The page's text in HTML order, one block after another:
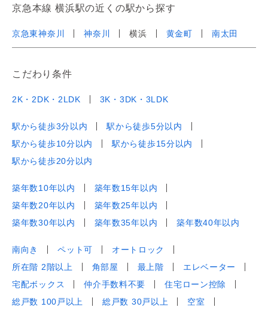
京急本線 横浜駅の近くの駅から探す
京急東神奈川 神奈川 横浜 黄金町 南太田
こだわり条件
2K・2DK・2LDK 3K・3DK・3LDK
駅から徒歩3分以内
駅から徒歩5分以内
駅から徒歩10分以内
駅から徒歩15分以内
駅から徒歩20分以内
築年数10年以内
築年数15年以内
築年数20年以内
築年数25年以内
築年数30年以内
築年数35年以内 築年数40年以内
南向き ペット可
オートロック
所在階 2階以上
角部屋 最上階
エレベーター
宅配ボックス
仲介手数料不要
住宅ローン控除
総戸数 100戸以上
総戸数 30戸以上
空室